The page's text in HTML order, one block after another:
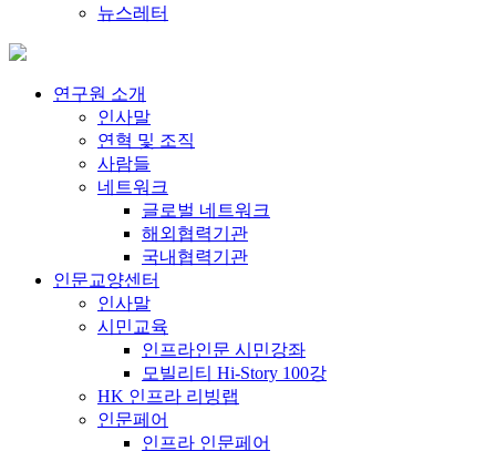
뉴스레터
연구원 소개
인사말
연혁 및 조직
사람들
네트워크
글로벌 네트워크
해외협력기관
국내협력기관
인문교양센터
인사말
시민교육
인프라인문 시민강좌
모빌리티 Hi-Story 100강
HK 인프라 리빙랩
인문페어
인프라 인문페어